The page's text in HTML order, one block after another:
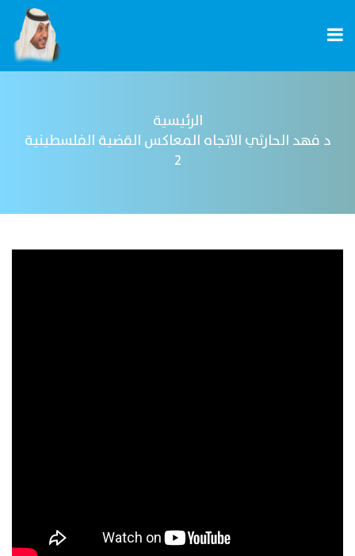
الرئيسية
د فهد الحارثي الاتجاه المعاكس القضية الفلسطينية
2